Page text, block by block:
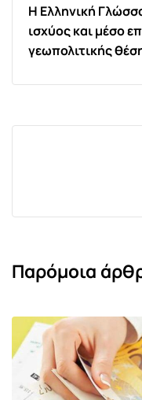
Η Ελληνική
ισχύος και μέσο
γεωπολιτικής
Παρόμοια